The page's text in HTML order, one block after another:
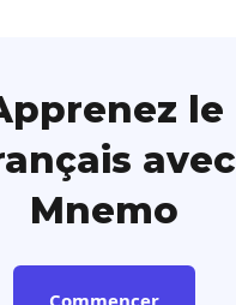
le
avec
Mnemo
Commencer